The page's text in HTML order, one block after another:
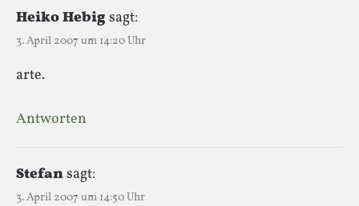
Heiko Hebigsagt:
3. April 2007 um 14:20 Uhr
arte.
Antworten
Stefansagt:
3. April 2007 um 14:50 Uhr